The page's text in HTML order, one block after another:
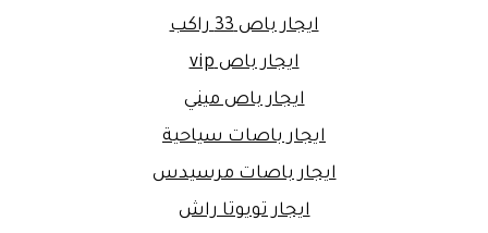
ايجار باص 33 راكب
ايجار باص vip
ايجار باص ميني
ايجار باصات سياحية
ايجار باصات مرسيدس
ايجار تويوتا راش